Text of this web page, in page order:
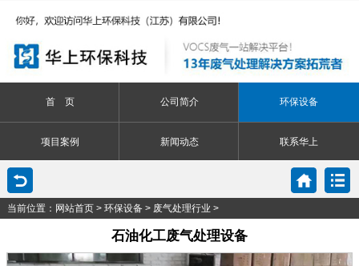
首 页 公司简介 环保设备
项目案例 新闻动态 联系华上
当前位置： 网站首页 > 环保设备 > 废气处理行业 >
石油化工废气处理设备